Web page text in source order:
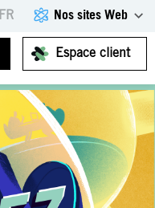
FR Nos sites Web
Espace client